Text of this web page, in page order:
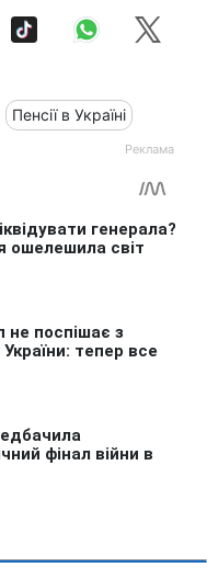
Пенсії в Україні